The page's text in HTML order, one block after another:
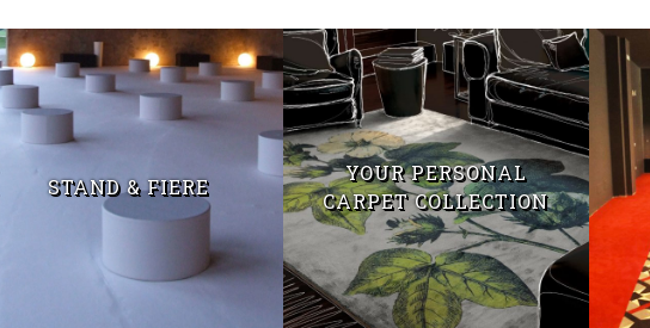
STAND & FIERE
YOUR PERSONAL
CARPET COLLECTION